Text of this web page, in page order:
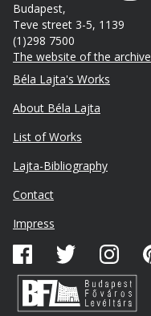
Budapest,
Teve street 3-5, 1139
(1)298 7500
The website of the archive
Footer
Béla Lajta's Works
About Béla Lajta
List of Works
Lajta-Bibliography
Lábléc
másodlagos
Contact
Impress
Közösségi
média